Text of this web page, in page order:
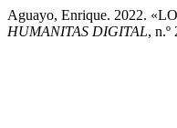
Aguayo, Enrique. 2022.
HUMANITAS DIGITAL, n.º